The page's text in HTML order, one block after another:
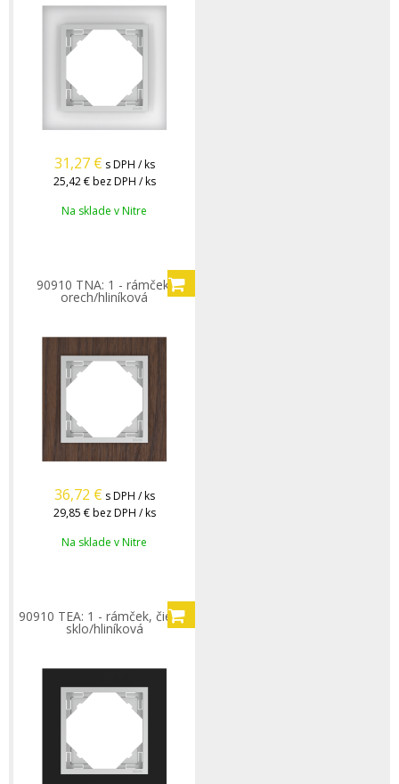
31,27 € s DPH / ks
25,42 € bez DPH / ks
Na sklade v Nitre
90910 TNA: 1 - rámček,
orech/hliníková
36,72 € s DPH / ks
29,85 € bez DPH / ks
Na sklade v Nitre
90910 TEA: 1 - rámček, čierne
sklo/hliníková